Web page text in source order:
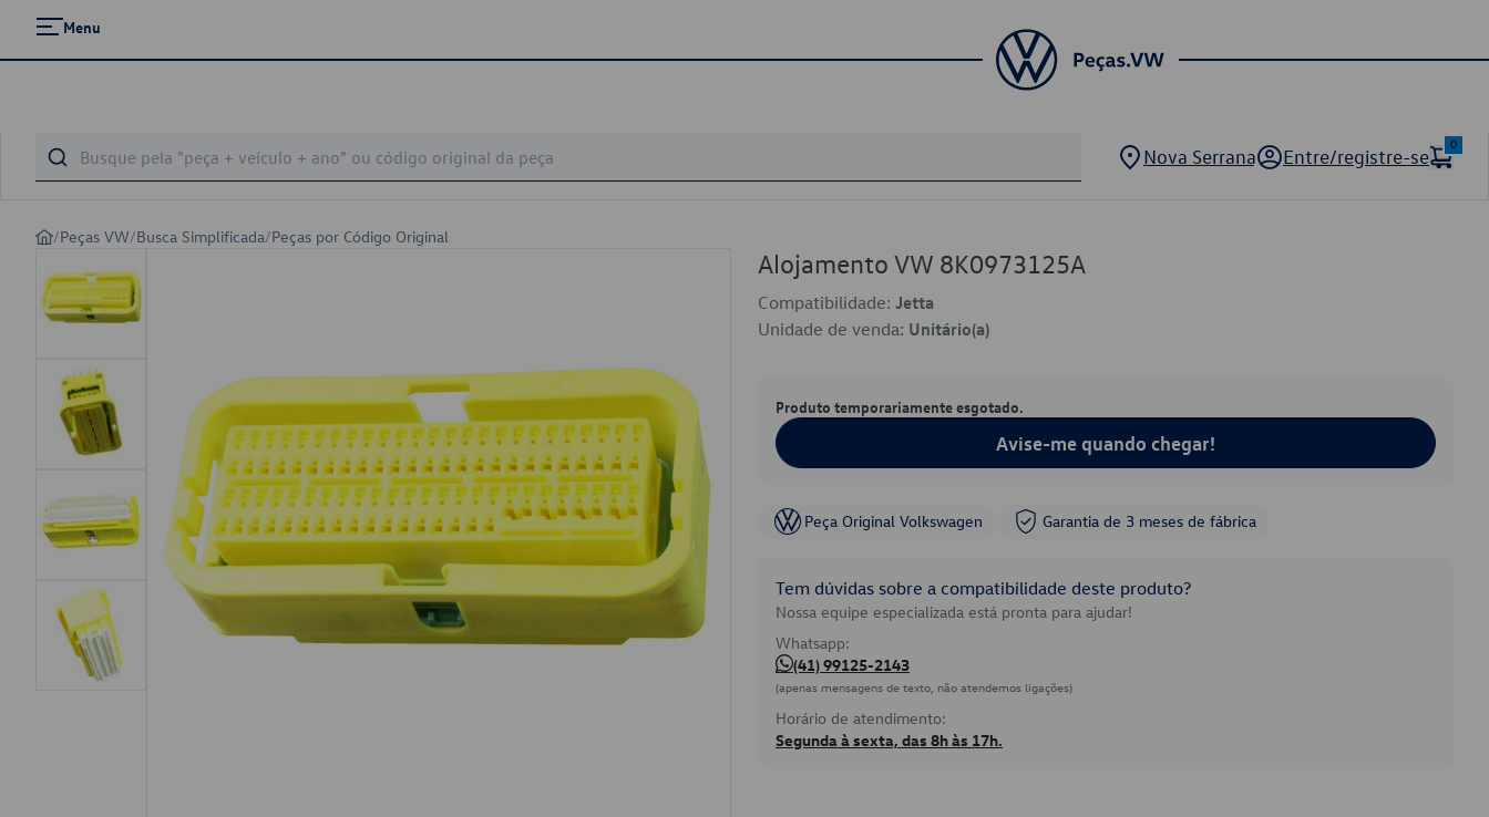
Menu
Nova Serrana Entre/registre-se
0
/Peças VW/Busca Simplificada/Peças por Código Original
Alojamento VW 8K0973125A
Compatibilidade: Jetta
Unidade de venda: Unitário(a)
Produto temporariamente esgotado.
Avise-me quando chegar!
Peça Original Volkswagen Garantia de 3 meses de fábrica
Tem dúvidas sobre a compatibilidade deste produto?
Nossa equipe especializada está pronta para ajudar!
Whatsapp:
(41) 99125-2143
(apenas mensagens de texto, não atendemos ligações)
Horário de atendimento:
Segunda à sexta, das 8h às 17h.